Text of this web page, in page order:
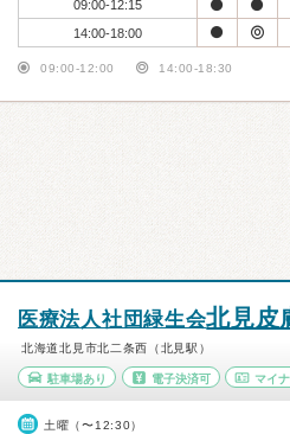
09:00-12:15
14:00-18:00
09:00-12:00 14:00-18:30
医療法人社団緑生会北見皮
北海道北見市北二条西（北見駅）
駐車場あり 電子決済可 マイ
土曜（〜12:30）